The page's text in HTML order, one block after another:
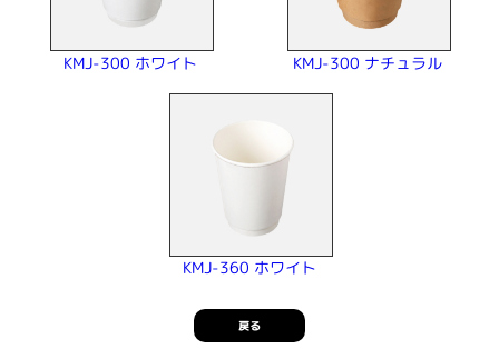
KMJ-300 ホワイト KMJ-300 ナチュラル
KMJ-360 ホワイト
戻る